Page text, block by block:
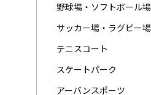
野球場・ソフトボール場
サッカー場・ラグビー場
テニスコート
スケートパーク
アーバンスポーツ